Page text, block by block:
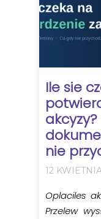
Ile sie
nie
12
Oplaciles
Przelew